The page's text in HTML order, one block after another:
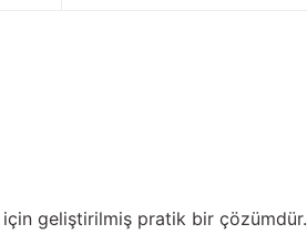
geliştirilmiş pratik bir çözümdür.